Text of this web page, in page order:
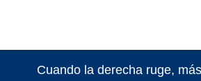
Cuando la derecha ruge,